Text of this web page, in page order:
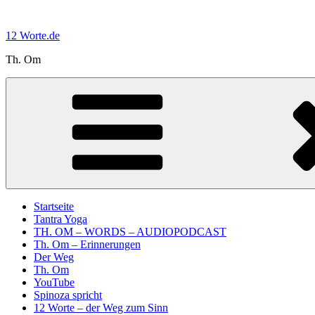
springen
12 Worte.de
Th. Om
Startseite
Tantra Yoga
TH. OM – WORDS – AUDIOPODCAST
Th. Om – Erinnerungen
Der Weg
Th. Om
YouTube
Spinoza spricht
12 Worte – der Weg zum Sinn